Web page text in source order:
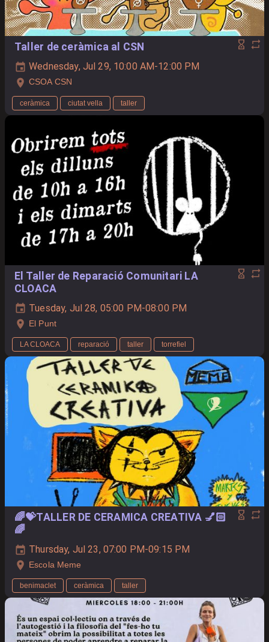
Taller de ceràmica al CSN
Wednesday, Jul 29, 10:00 AM-12:00 PM
CSOA CSN
ceràmica ciutat vella taller
El Taller de Reparació Comunitari LA
CLOACA
Tuesday, Jul 28, 05:00 PM-08:00 PM
El Punt
LA CLOACA reparació taller torrefiel
🌈💝TALLER DE CERAMICA CREATIVA 💅🏻
🌈
Thursday, Jul 23, 07:00 PM-09:15 PM
Escola Meme
benimaclet ceràmica taller